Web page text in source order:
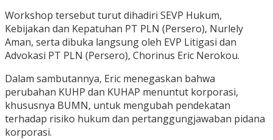
Workshop tersebut turut dihadiri SEVP Hukum,
Kebijakan dan Kepatuhan PT PLN (Persero), Nurlely
Aman, serta dibuka langsung oleh EVP Litigasi dan
Advokasi PT PLN (Persero), Chorinus Eric Nerokou.
Dalam sambutannya, Eric menegaskan bahwa
perubahan KUHP dan KUHAP menuntut korporasi,
khususnya BUMN, untuk mengubah pendekatan
terhadap risiko hukum dan pertanggungjawaban pidana
korporasi.